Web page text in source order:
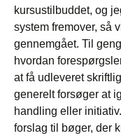
kursustilbuddet, og
system fremover, så
gennemgået. Til
hvordan
at få udleveret
generelt forsøger at
handling eller
forslag til bøger, der